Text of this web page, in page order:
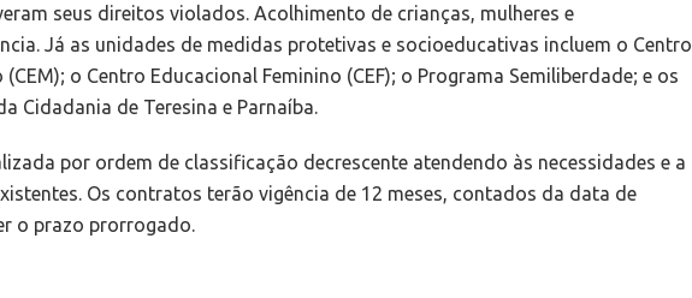
seus direitos violados. Acolhimento de crianças, mulheres e
Já as unidades de medidas protetivas e socioeducativas incluem o Centro
o Centro Educacional Feminino (CEF); o Programa Semiliberdade; e os
Cidadania de Teresina e Parnaíba.
por ordem de classificação decrescente atendendo às necessidades e a
Os contratos terão vigência de 12 meses, contados da data de
o prazo prorrogado.